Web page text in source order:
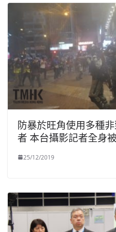
防暴於旺角使用多種
者 本台攝影記者全身
25/12/2019